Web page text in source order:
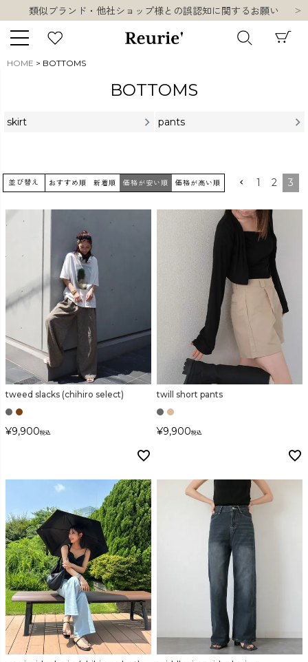
類似ブランド・他社ショップ様との誤認知に関するお願い
熊本県熊本地方を震源とする地震の影響について
お盆期間中の営業・配送に関して
10,000円以上ご購入で送料無料
商品タイプ
ORIGINAL HIT ITEM
カラー
〜
在庫なし商品
表示する
表示しない
検索
HOME BOTTOMS
BOTTOMS
skirt pants
並び替え おすすめ順 新着順 価格が安い順 価格が高い順 1 2 3
tweed slacks (chihiro select)
¥9,900税込
twill short pants
¥9,900税込